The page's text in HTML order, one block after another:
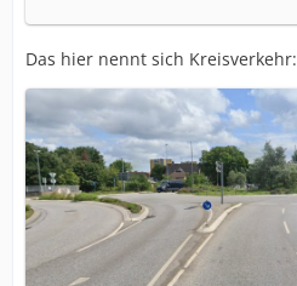
Das hier nennt sich Kreisverkehr: